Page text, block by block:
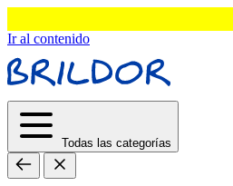
Ir al contenido
Todas las categorías